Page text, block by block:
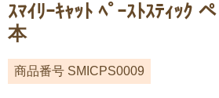
ｽﾏｲﾘｰｷｬｯﾄ ﾍﾟｰｽﾄｽﾃｨｯｸ
本
商品番号 SMICPS0009